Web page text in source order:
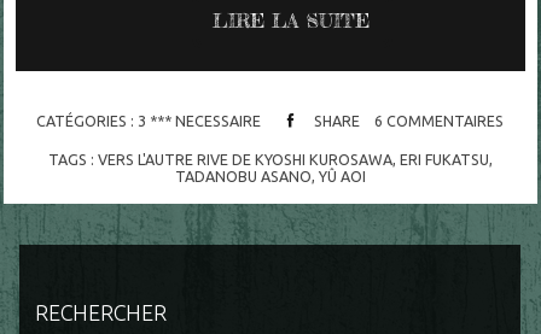
LIRE LA SUITE
CATÉGORIES : 3 *** NECESSAIRE SHARE 6 COMMENTAIRES
TAGS : VERS L'AUTRE RIVE DE KYOSHI KUROSAWA, ERI FUKATSU,
TADANOBU ASANO, YÛ AOI
RECHERCHER